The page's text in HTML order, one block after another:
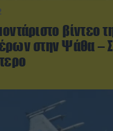
βίντεο
στην Ψάθα –